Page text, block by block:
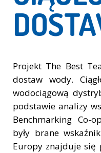
Remont torów na
sierpnia zmiany dla
Projekt The Best
dostaw wody.
wodociągową
podstawie analizy
Benchmarking Co-
były brane
Europy znajduje się